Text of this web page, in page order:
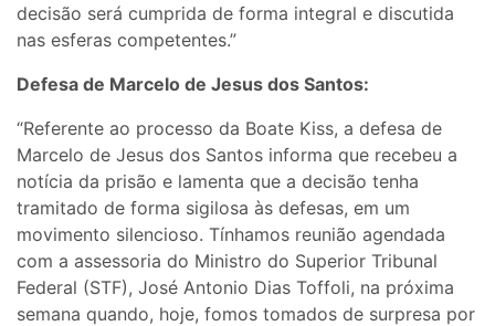
decisão será cumprida de forma integral e discutida
nas esferas competentes.”
Defesa de Marcelo de Jesus dos Santos:
“Referente ao processo da Boate Kiss, a defesa de
Marcelo de Jesus dos Santos informa que recebeu a
notícia da prisão e lamenta que a decisão tenha
tramitado de forma sigilosa às defesas, em um
movimento silencioso. Tínhamos reunião agendada
com a assessoria do Ministro do Superior Tribunal
Federal (STF), José Antonio Dias Toffoli, na próxima
semana quando, hoje, fomos tomados de surpresa por